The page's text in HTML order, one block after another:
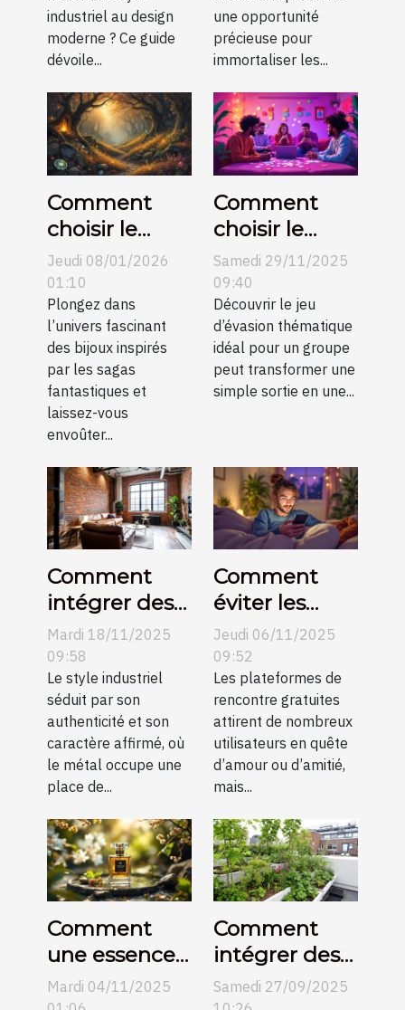
moderne ?
industriel au design
moderne ? Ce guide
dévoile...
né?
une opportunité
précieuse pour
immortaliser les...
Comment
choisir le
parfait bijou
inspiré de
célèbres
sagas
fantastiques
?
Jeudi 08/01/2026
01:10
Plongez dans
l’univers fascinant
des bijoux inspirés
par les sagas
fantastiques et
laissez-vous
envoûter...
Comment
choisir le
meilleur jeu
d'évasion
thématique
pour votre
groupe ?
Samedi 29/11/2025
09:40
Découvrir le jeu
d’évasion thématique
idéal pour un groupe
peut transformer une
simple sortie en une...
Comment
intégrer des
éléments
métalliques
dans un salon
industriel ?
Mardi 18/11/2025
09:58
Le style industriel
séduit par son
authenticité et son
caractère affirmé, où
le métal occupe une
place de...
Comment
éviter les
pièges des
plateformes
de rencontre
gratuites ?
Jeudi 06/11/2025
09:52
Les plateformes de
rencontre gratuites
attirent de nombreux
utilisateurs en quête
d’amour ou d’amitié,
mais...
Comment
une essence
orientale
Mardi 04/11/2025
Comment
intégrer des
éléments
Samedi 27/09/2025